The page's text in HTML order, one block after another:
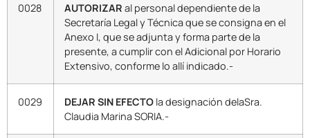
0028 AUTORIZAR al personal dependiente de la
Secretaría Legal y Técnica que se consigna en el
Anexo I, que se adjunta y forma parte de la
presente, a cumplir con el Adicional por Horario
Extensivo, conforme lo allí indicado.-
0029 DEJAR SIN EFECTO la designación delaSra.
Claudia Marina SORIA.-